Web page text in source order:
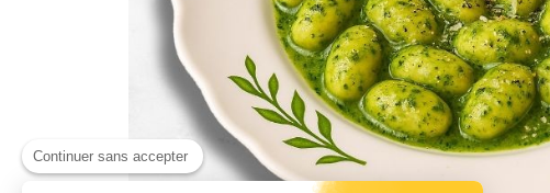
Continuer sans accepter